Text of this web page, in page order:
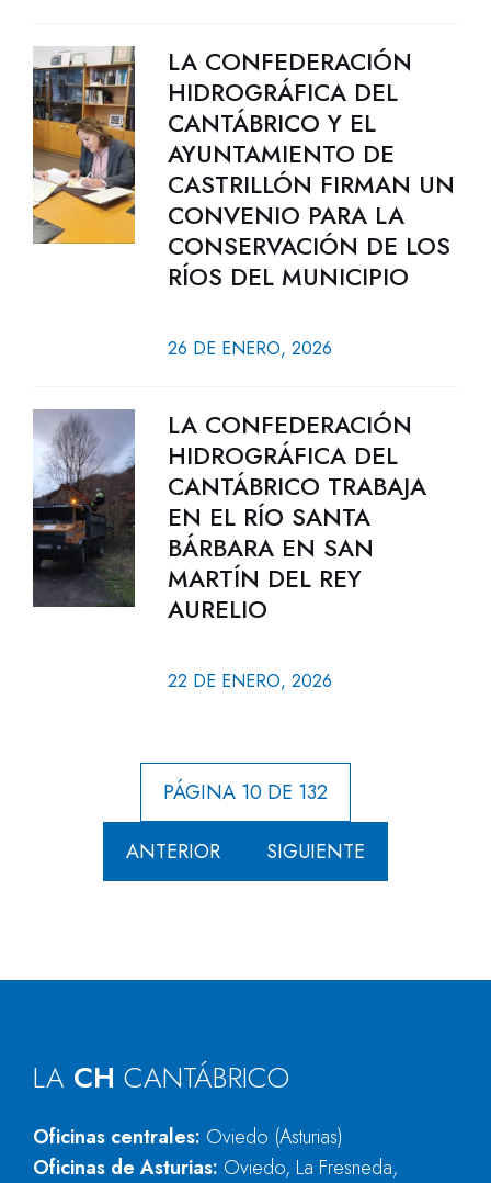
LA CONFEDERACIÓN
HIDROGRÁFICA DEL
CANTÁBRICO Y EL
AYUNTAMIENTO DE
CASTRILLÓN FIRMAN UN
CONVENIO PARA LA
CONSERVACIÓN DE LOS
RÍOS DEL MUNICIPIO
26 DE ENERO, 2026
LA CONFEDERACIÓN
HIDROGRÁFICA DEL
CANTÁBRICO TRABAJA
EN EL RÍO SANTA
BÁRBARA EN SAN
MARTÍN DEL REY
AURELIO
22 DE ENERO, 2026
PÁGINA 10 DE 132
ANTERIOR SIGUIENTE
LA CH CANTÁBRICO
Oficinas centrales: Oviedo (Asturias)
Oficinas de Asturias: Oviedo, La Fresneda,